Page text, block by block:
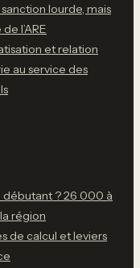
lourde, mais
l’ARE
et relation
au service des
? 26 000 à
région
de calcul et leviers